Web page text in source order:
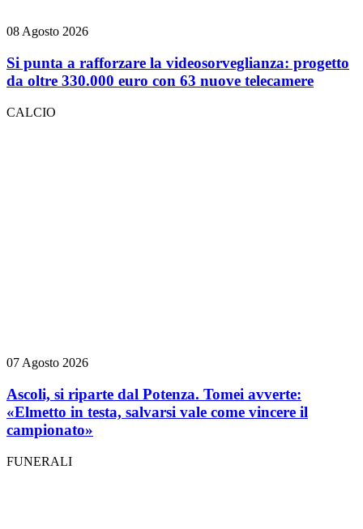
08 Agosto 2026
Si punta a rafforzare la videosorveglianza: progetto
da oltre 330.000 euro con 63 nuove telecamere
CALCIO
07 Agosto 2026
Ascoli, si riparte dal Potenza. Tomei avverte:
«Elmetto in testa, salvarsi vale come vincere il
campionato»
FUNERALI